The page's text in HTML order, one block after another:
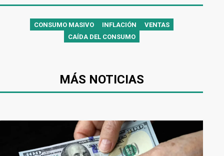
CONSUMO MASIVO INFLACIÓN
VENTAS
CAÍDA DEL CONSUMO
MÁS NOTICIAS